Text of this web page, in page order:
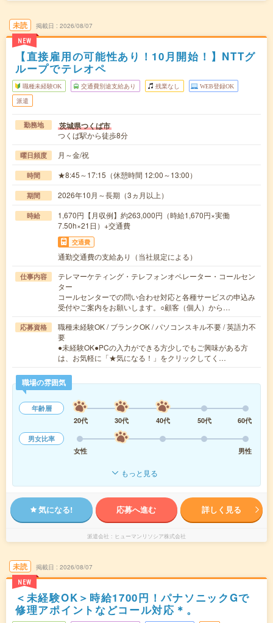
未読
NEW
掲載日 2026/08/07
【直接雇用の可能性あり！10月開始！】NTTグ
ループでテレオペ
職種未経験OK 交通費別途支給あり 残業なし WEB登録OK
派遣
勤務地 茨城県つくば市
つくば駅から徒歩8分
曜日頻度 月～金/祝
時間 ★8:45～17:15（休憩時間 12:00～13:00）
期間 2026年10月～長期（3ヵ月以上）
時給
1,670円【月収例】約263,000円（時給1,670円×実働
7.50h×21日）+交通費
交通費
通勤交通費の支給あり（当社規定による）
仕事内容
テレマーケティング・テレフォンオペレーター・コールセン
ター
コールセンターでの問い合わせ対応と各種サービスの申込み
受付やご案内をお願いします。○顧客（個人）から…
応募資格
職種未経験OK / ブランクOK / パソコンスキル不要 / 英語力不
要
●未経験OK●PCの入力ができる方少しでもご興味がある方
は、お気軽に「★気になる！」をクリックしてく…
職場の雰囲気
年齢層
20代
30代 40代 50代
60代
男女比率
女性
男性
もっと見る
気になる! 応募へ進む 詳しく見る
派遣会社 ヒューマンリソシア株式会社
未読
NEW
掲載日 2026/08/07
＜未経験OK＞時給1700円！パナソニックGで
修理アポイントなどコール対応＊。